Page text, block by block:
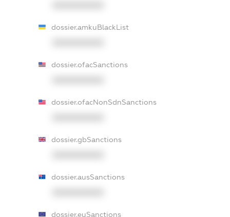
dossier.amkuBlackList
dossier.ofacSanctions
dossier.ofacNonSdnSanctions
dossier.gbSanctions
dossier.ausSanctions
dossier.euSanctions